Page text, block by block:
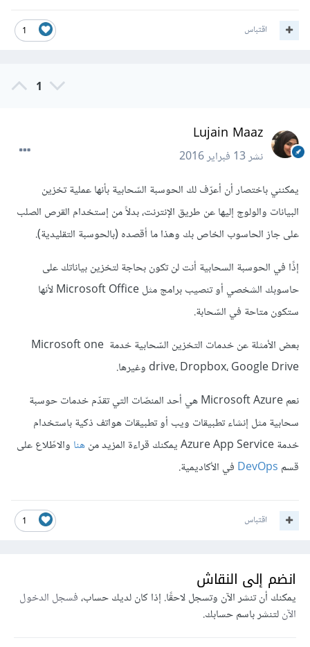
1 اقتباس
1
Lujain Maaz
نشر13 فبراير 2016
يمكنني باختصار أن أعرّف لك الحوسبة السّحابية بأنها عملية تخزين
البيانات والولوج إليها عن طريق الإنترنت، بدلاً من إستخدام القرص الصلب
على جاز الحاسوب الخاص بك وهذا ما أقصده (بالحوسبة التقليدية).
إذًا في الحوسبة السحابية أنت لن تكون بحاجة لتخزين بياناتك على
حاسوبك الشخصي أو تنصيب برامج مثل Microsoft Office لأنها
ستكون متاحة في السّحابة.
بعض الأمثلة عن خدمات التخزين السّحابية خدمة Microsoft one
drive، Dropbox، Google Drive وغيرها.
نعم Microsoft Azure هي أحد المنصّات التي تقدّم خدمات حوسبة
سحابية مثل إنشاء تطبيقات ويب أو تطبيقات هواتف ذكية باستخدام
خدمة Azure App Service يمكنك قراءة المزيد من
هناوالاطّلاع على
قسم DevOps في الأكاديمية.
1 اقتباس
انضم إلى النقاش
يمكنك أن تنشر الآن وتسجل لاحقًا. إذا كان لديك حساب،فسجل الدخول
الآنلتنشر باسم حسابك.